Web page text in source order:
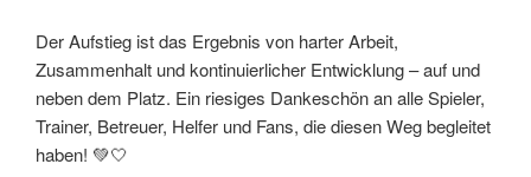
Der Aufstieg ist das Ergebnis von harter Arbeit,
Zusammenhalt und kontinuierlicher Entwicklung – auf und
neben dem Platz. Ein riesiges Dankeschön an alle Spieler,
Trainer, Betreuer, Helfer und Fans, die diesen Weg begleitet
haben! 💚🤍